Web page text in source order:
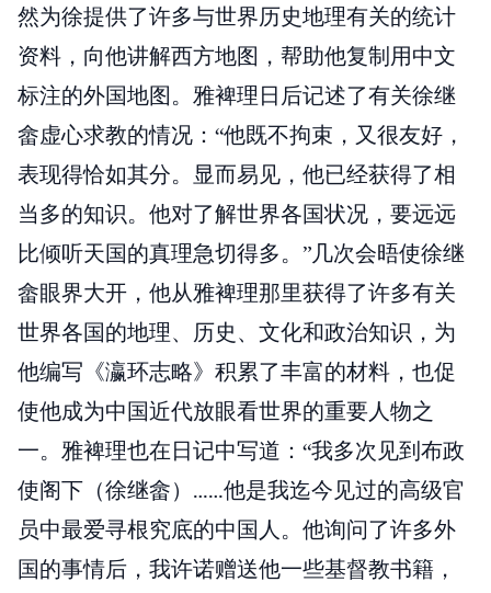
然为徐提供了许多与世界历史地理有关的统计
资料，向他讲解西方地图，帮助他复制用中文
标注的外国地图。雅裨理日后记述了有关徐继
畲虚心求教的情况：“他既不拘束，又很友好，
表现得恰如其分。显而易见，他已经获得了相
当多的知识。他对了解世界各国状况，要远远
比倾听天国的真理急切得多。”几次会晤使徐继
畲眼界大开，他从雅裨理那里获得了许多有关
世界各国的地理、历史、文化和政治知识，为
他编写《瀛环志略》积累了丰富的材料，也促
使他成为中国近代放眼看世界的重要人物之
一。雅裨理也在日记中写道：“我多次见到布政
使阁下（徐继畲）……他是我迄今见过的高级官
员中最爱寻根究底的中国人。他询问了许多外
国的事情后，我许诺赠送他一些基督教书籍，